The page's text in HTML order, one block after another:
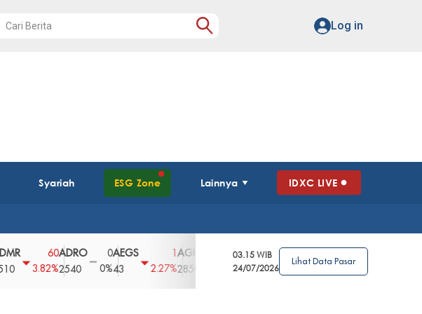
Log in
Syariah ESG Zone Lainnya IDXC LIVE
60
3.82%
ADRO
2540
0
0%
AEGS
2.27% 2850
3.39%
AGRO
2.63%
AGRS
62
0%
03.15 WIB
24/07/2026
Lihat Data Pasar